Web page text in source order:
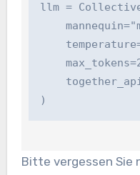
llm =
)
Bitte vergessen Sie